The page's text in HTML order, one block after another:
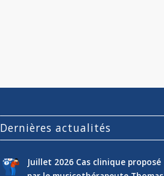
Dernières actualités
Juillet 2026 Cas clinique proposé